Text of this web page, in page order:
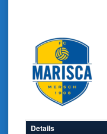
Details